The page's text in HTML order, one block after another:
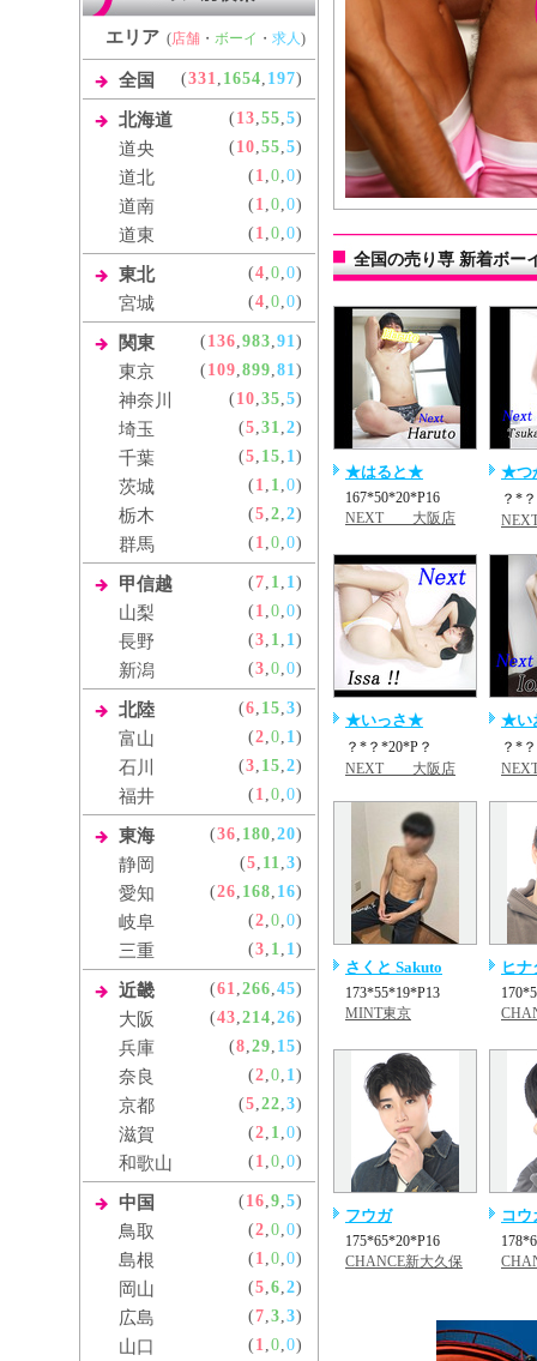
エリア (店舗 ・ ボーイ ・ 求人)
全国 (331, 1654, 197)
北海道 ( 13,55,5)
道央 ( 10,55,5)
道北 ( 1,0,0)
道南 ( 1,0,0)
道東 ( 1,0,0)
東北 (4,0,0)
宮城 (4,0,0)
関東 ( 136,983,91)
東京 ( 109,899,81)
神奈川 ( 10,35,5)
埼玉 (5,31,2)
千葉 (5, 15, 1)
茨城 ( 1, 1,0)
栃木 (5,2,2)
群馬 ( 1,0,0)
甲信越 (7, 1, 1)
山梨 ( 1,0,0)
長野 (3, 1, 1)
新潟 (3,0,0)
北陸 (6, 15,3)
富山 (2,0, 1)
石川 (3, 15,2)
福井 ( 1,0,0)
東海 (36, 180,20)
静岡 (5, 11,3)
愛知 (26, 168, 16)
岐阜 (2,0,0)
三重 (3, 1, 1)
近畿 (61,266,45)
大阪 (43,214,26)
兵庫 (8,29, 15)
奈良 (2,0, 1)
京都 (5,22,3)
滋賀 (2, 1,0)
和歌山 ( 1,0,0)
中国 ( 16,9,5)
鳥取 (2,0,0)
島根 ( 1,0,0)
岡山 (5,6,2)
広島 (7,3,3)
山口 ( 1,0,0)
全国の売り専 新着ボー
★はると★
167*50*20*P16
NEXT 大阪店
★つ
？*
★いっさ★
？*？*20*P？
NEXT 大阪店
★い
？*
さくと Sakuto
173*55*19*P13
MINT東京
ヒナ
フウガ
175*65*20*P16
CHANCE新大久保
コウ